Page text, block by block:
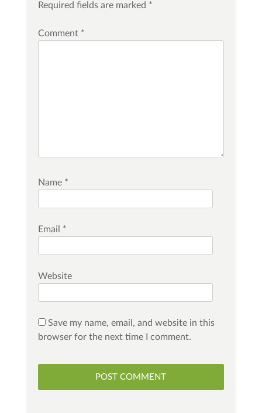
Required fields are marked *
Comment *
Name *
Email *
Website
Save my name, email, and website in this
browser for the next time I comment.